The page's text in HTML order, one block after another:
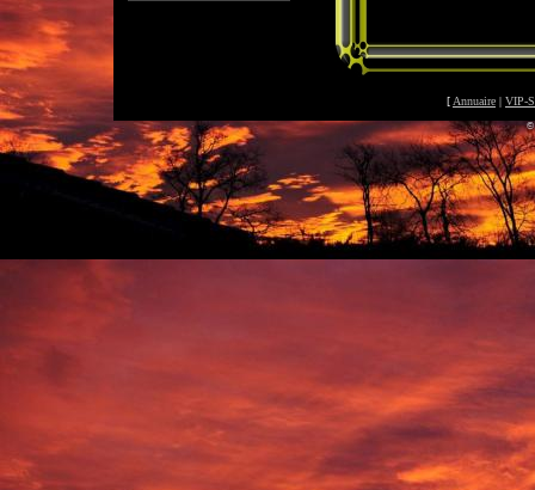
[ Annuaire | VIP-
©